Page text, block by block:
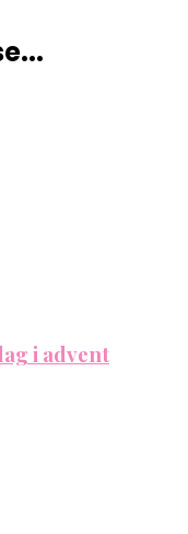
i advent